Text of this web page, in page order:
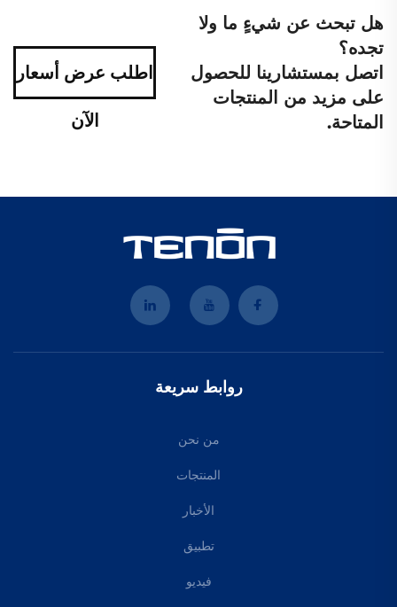
هل تبحث عن شيءٍ ما ولا
تجده؟
اتصل بمستشارينا للحصول
على مزيد من المنتجات
المتاحة.
اطلب عرض أسعار
الآن
روابط سريعة
من نحن
المنتجات
الأخبار
تطبيق
فيديو